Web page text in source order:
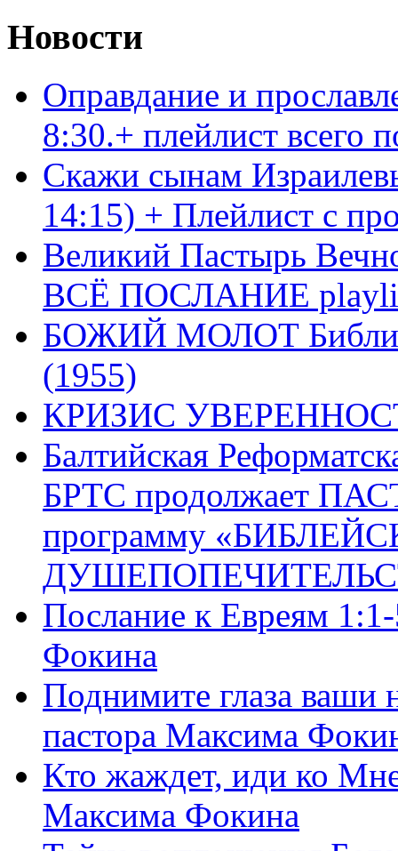
Новости
Оправдание и
8:30.+ плейлист
Скажи сынам
14:15) + Плейлист с
Великий Пастырь
ВСЁ ПОСЛАНИЕ
БОЖИЙ МОЛОТ Библия
(1955)
КРИЗИС
Балтийская
БРТС продолжает
программу
Послание к Евреям
Фокина
Поднимите глаза ваши
пастора Максима
Кто жаждет, иди ко
Максима Фокина